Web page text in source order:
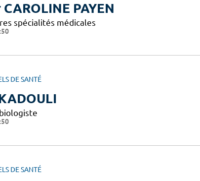
PAYEN
spécialités médicales
DE SANTÉ
DE SANTÉ